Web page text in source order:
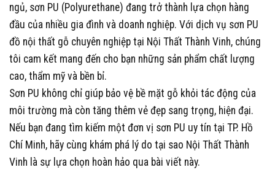
ngủ, sơn PU (Polyurethane) đang trở thành lựa chọn hàng
đầu của nhiều gia đình và doanh nghiệp. Với dịch vụ sơn PU
đồ nội thất gỗ chuyên nghiệp tại Nội Thất Thành Vinh, chúng
tôi cam kết mang đến cho bạn những sản phẩm chất lượng
cao, thẩm mỹ và bền bỉ.
Sơn PU không chỉ giúp bảo vệ bề mặt gỗ khỏi tác động của
môi trường mà còn tăng thêm vẻ đẹp sang trọng, hiện đại.
Nếu bạn đang tìm kiếm một đơn vị sơn PU uy tín tại TP. Hồ
Chí Minh, hãy cùng khám phá lý do tại sao Nội Thất Thành
Vinh là sự lựa chọn hoàn hảo qua bài viết này.